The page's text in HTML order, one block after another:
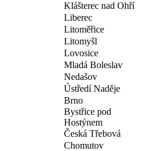
Klášterec nad Ohří
Liberec
Litoměřice
Litomyšl
Lovosice
Mladá Boleslav
Nedašov
Ústředí Naděje
Brno
Bystřice pod
Hostýnem
Česká Třebová
Chomutov